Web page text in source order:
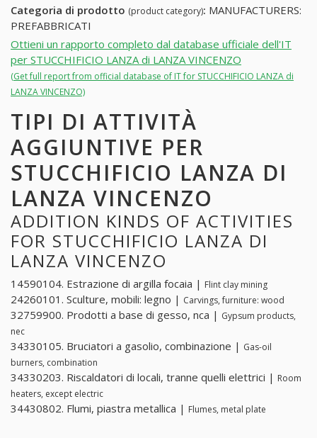
Categoria di prodotto (product category): MANUFACTURERS:
PREFABBRICATI
Ottieni un rapporto completo dal database ufficiale dell'IT
per STUCCHIFICIO LANZA di LANZA VINCENZO
(Get full report from official database of IT for STUCCHIFICIO LANZA di
LANZA VINCENZO)
TIPI DI ATTIVITÀ
AGGIUNTIVE PER
STUCCHIFICIO LANZA DI
LANZA VINCENZO
ADDITION KINDS OF ACTIVITIES
FOR STUCCHIFICIO LANZA DI
LANZA VINCENZO
14590104. Estrazione di argilla focaia | Flint clay mining
24260101. Sculture, mobili: legno | Carvings, furniture: wood
32759900. Prodotti a base di gesso, nca | Gypsum products,
nec
34330105. Bruciatori a gasolio, combinazione | Gas-oil
burners, combination
34330203. Riscaldatori di locali, tranne quelli elettrici | Room
heaters, except electric
34430802. Flumi, piastra metallica | Flumes, metal plate